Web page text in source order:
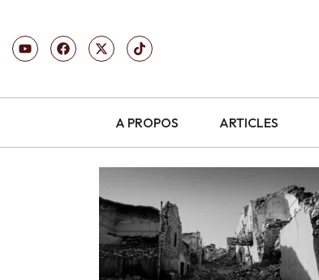
A PROPOS ARTICLES